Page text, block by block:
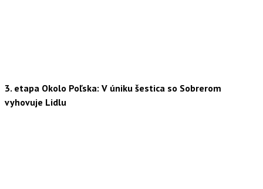
3. etapa Okolo Poľska: V úniku šestica so Sobrerom
vyhovuje Lidlu